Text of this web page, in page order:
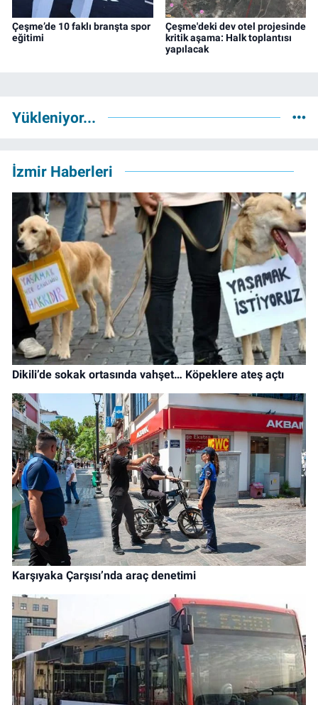
Çeşme’de 10 faklı branşta spor
eğitimi
Çeşme'deki dev otel projesinde
kritik aşama: Halk toplantısı
yapılacak
Yükleniyor...
İzmir Haberleri
Dikili’de sokak ortasında vahşet… Köpeklere ateş açtı
Karşıyaka Çarşısı’nda araç denetimi